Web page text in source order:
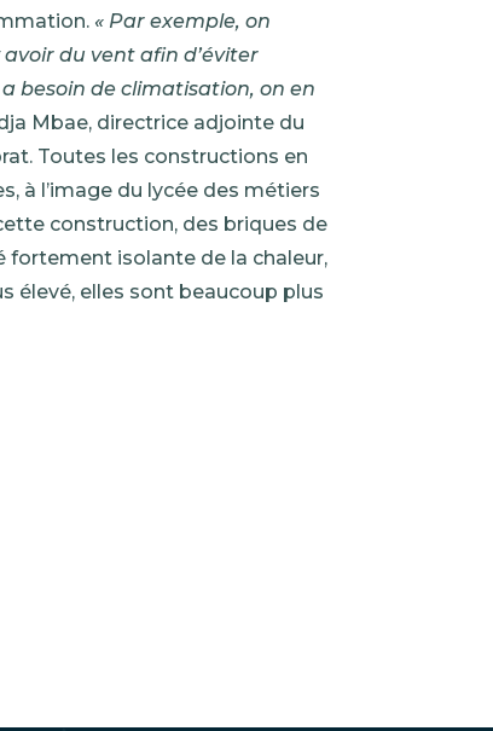
« Par exemple, on
du vent afin d’éviter
besoin de climatisation, on en
Mbae, directrice adjointe du
Toutes les constructions en
à l’image du lycée des métiers
construction, des briques de
fortement isolante de la chaleur,
élevé, elles sont beaucoup plus